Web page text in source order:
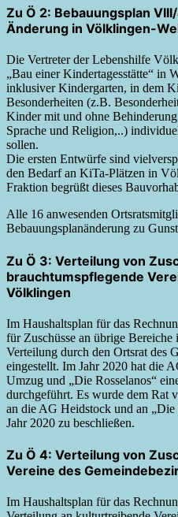
Zu Ö 2: Bebauungsplan
Änderung in Völklingen-
Die Vertreter der Lebenshilfe
„Bau einer Kindertagesstätte“ in
inklusiver Kindergarten, in dem
Besonderheiten (z.B.
Kinder mit und ohne
Sprache und Religion,..)
sollen.
Die ersten Entwürfe sind
den Bedarf an KiTa-Plätzen in
Fraktion begrüßt dieses
Alle 16 anwesenden
Bebauungsplanänderung zu
Zu Ö 3: Verteilung von
brauchtumspflegende
Völklingen
Im Haushaltsplan für das
für Zuschüsse an übrige Bereiche
Verteilung durch den Ortsrat des
eingestellt. Im Jahr 2020 hat die
Umzug und „Die Rosselanos“
durchgeführt. Es wurde dem Rat
an die AG Heidstock und an „Die
Jahr 2020 zu beschließen.
Zu Ö 4: Verteilung von
Vereine des
Im Haushaltsplan für das